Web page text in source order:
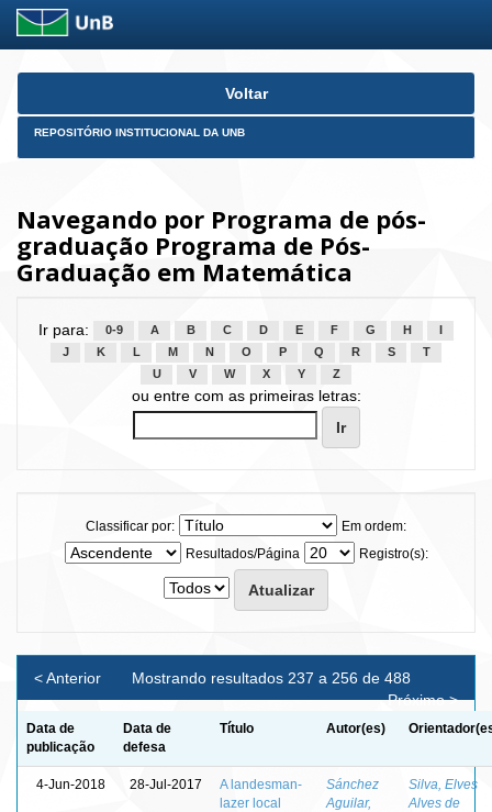
Skip
Voltar
REPOSITÓRIO INSTITUCIONAL DA UNB
Navegando por Programa de pós-
graduação Programa de Pós-
Graduação em Matemática
Ir para: 0-9 A B C D E F G H
J
K L M N O P Q R S
T
U
V W X Y Z
ou entre com as primeiras letras:
Classificar por:
Em ordem:
Resultados/Página
Registro(s):
Mostrando resultados 237 a 256 de 488
< Anterior
Próximo >
Data de
publicação
Data de
defesa
Título Autor(es)
4-Jun-2018 28-Jul-2017
A landesman-
lazer local
Sánchez
Aguilar,
Silva, Elves
Alves de